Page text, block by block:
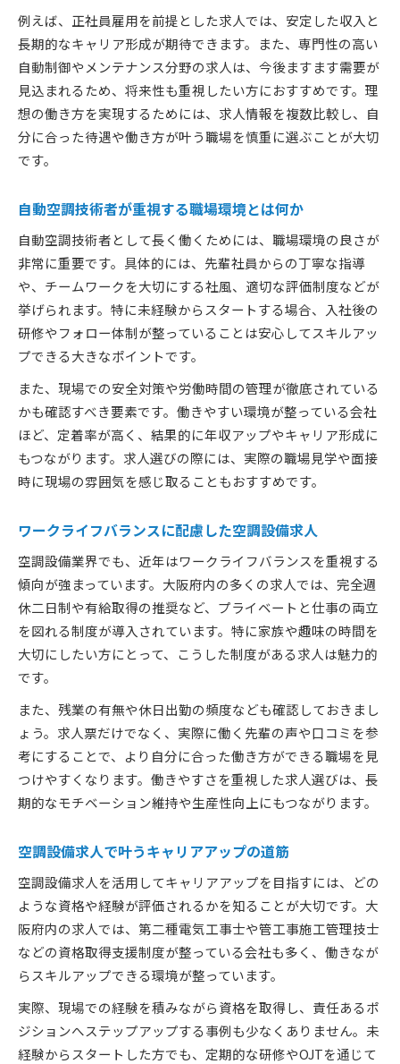
例えば、正社員雇用を前提とした求人では、安定した収入と
長期的なキャリア形成が期待できます。また、専門性の高い
自動制御やメンテナンス分野の求人は、今後ますます需要が
見込まれるため、将来性も重視したい方におすすめです。理
想の働き方を実現するためには、求人情報を複数比較し、自
分に合った待遇や働き方が叶う職場を慎重に選ぶことが大切
です。
自動空調技術者が重視する職場環境とは何か
自動空調技術者として長く働くためには、職場環境の良さが
非常に重要です。具体的には、先輩社員からの丁寧な指導
や、チームワークを大切にする社風、適切な評価制度などが
挙げられます。特に未経験からスタートする場合、入社後の
研修やフォロー体制が整っていることは安心してスキルアッ
プできる大きなポイントです。
また、現場での安全対策や労働時間の管理が徹底されている
かも確認すべき要素です。働きやすい環境が整っている会社
ほど、定着率が高く、結果的に年収アップやキャリア形成に
もつながります。求人選びの際には、実際の職場見学や面接
時に現場の雰囲気を感じ取ることもおすすめです。
ワークライフバランスに配慮した空調設備求人
空調設備業界でも、近年はワークライフバランスを重視する
傾向が強まっています。大阪府内の多くの求人では、完全週
休二日制や有給取得の推奨など、プライベートと仕事の両立
を図れる制度が導入されています。特に家族や趣味の時間を
大切にしたい方にとって、こうした制度がある求人は魅力的
です。
また、残業の有無や休日出勤の頻度なども確認しておきまし
ょう。求人票だけでなく、実際に働く先輩の声や口コミを参
考にすることで、より自分に合った働き方ができる職場を見
つけやすくなります。働きやすさを重視した求人選びは、長
期的なモチベーション維持や生産性向上にもつながります。
空調設備求人で叶うキャリアアップの道筋
空調設備求人を活用してキャリアアップを目指すには、どの
ような資格や経験が評価されるかを知ることが大切です。大
阪府内の求人では、第二種電気工事士や管工事施工管理技士
などの資格取得支援制度が整っている会社も多く、働きなが
らスキルアップできる環境が整っています。
実際、現場での経験を積みながら資格を取得し、責任あるポ
ジションへステップアップする事例も少なくありません。未
経験からスタートした方でも、定期的な研修やOJTを通じて